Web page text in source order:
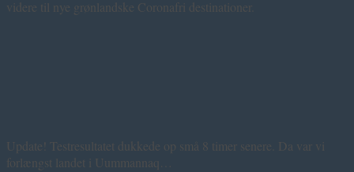
videre til nye grønlandske Coronafri destinationer.
Update! Testresultatet dukkede op små 8 timer senere. Da var vi
forlængst landet i Uummannaq…